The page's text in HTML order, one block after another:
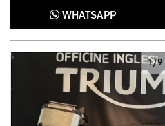
WHATSAPP
1/9